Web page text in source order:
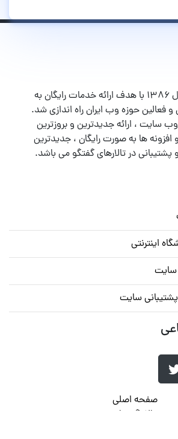
پرشین اسکریپت در سال ۱۳۸۶ با هدف ارائه خدمات رایگان به
و فعالین حوزه وب ایران راه اندازی شد.
سایت ، ارائه جدیدترین و بروزترین
ها به صورت رایگان ، جدیدترین
در تالارهای گفتگو می باشد.
اینترنتی
سایت
صفحه اصلی
تالار گفتمان